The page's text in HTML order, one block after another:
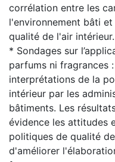
corrélation entre les
l'environnement bâti
qualité de l'air intérieur.
* Sondages sur
parfums ni fragrances
interprétations de la
intérieur par les
bâtiments. Les
évidence les attitudes
politiques de qualité
d'améliorer